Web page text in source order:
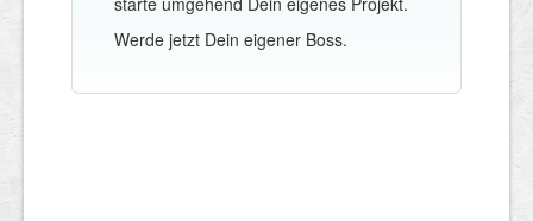
Werde jetzt Dein eigener Boss.